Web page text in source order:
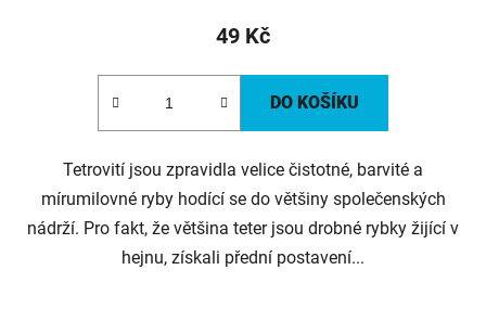
49 Kč
DO KOŠÍKU
Tetrovití jsou zpravidla velice čistotné, barvité a
mírumilovné ryby hodící se do většiny společenských
nádrží. Pro fakt, že většina teter jsou drobné rybky žijící v
hejnu, získali přední postavení...